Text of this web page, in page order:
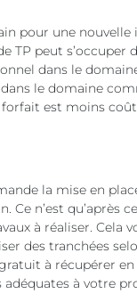
pour une
TP peut s’occuper
dans le
le domaine
est moins
la mise en
Ce n’est qu’après
à réaliser. Cela
des tranchées
à récupérer
à votre